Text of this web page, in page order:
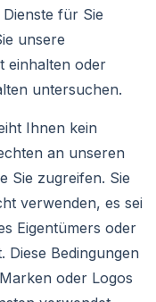
für Sie
unsere
einhalten oder
untersuchen.
Ihnen kein
an unseren
Sie zugreifen. Sie
verwenden, es sei
Eigentümers oder
Diese Bedingungen
oder Logos